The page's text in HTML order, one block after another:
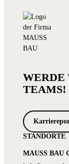
WERDE
TEAMS!
STANDORTE
MAUSS BAU